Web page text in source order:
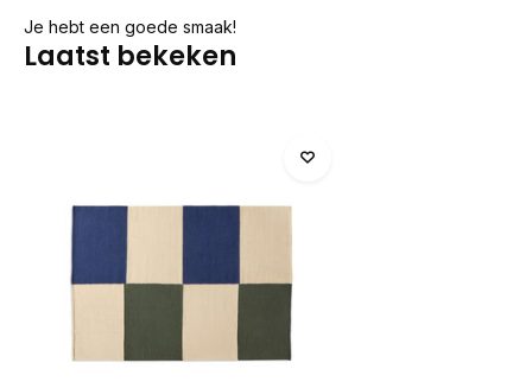
Je hebt een goede smaak!
Laatst bekeken